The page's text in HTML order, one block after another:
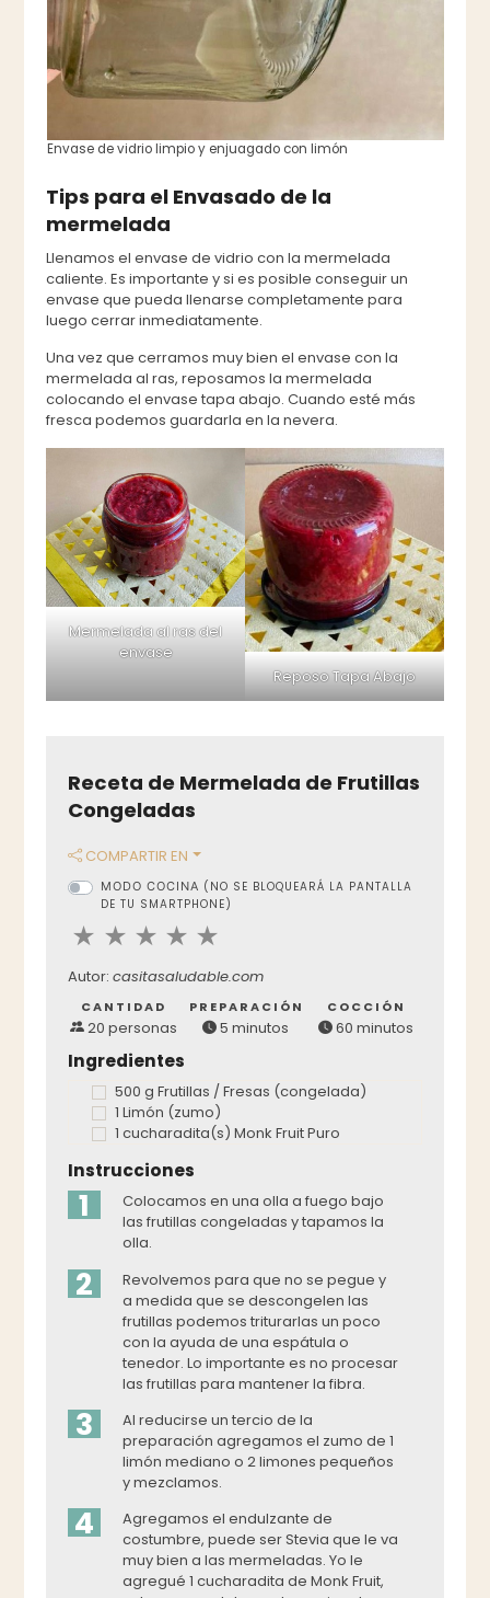
Envase de vidrio limpio y enjuagado con limón
Tips para el Envasado de la
mermelada
Llenamos el envase de vidrio con la mermelada
caliente. Es importante y si es posible conseguir un
envase que pueda llenarse completamente para
luego cerrar inmediatamente.
Una vez que cerramos muy bien el envase con la
mermelada al ras, reposamos la mermelada
colocando el envase tapa abajo. Cuando esté más
fresca podemos guardarla en la nevera.
Mermelada al ras del
envase
Reposo Tapa Abajo
Receta de Mermelada de Frutillas
Congeladas
COMPARTIR EN
MODO COCINA (NO SE BLOQUEARÁ LA PANTALLA
DE TU SMARTPHONE)
Autor:casitasaludable.com
CANTIDAD
20 personas
PREPARACIÓN
5 minutos
COCCIÓN
60 minutos
Ingredientes
500 g Frutillas / Fresas (congelada)
1 Limón (zumo)
1 cucharadita(s) Monk Fruit Puro
Instrucciones
1
Colocamos en una olla a fuego bajo
las frutillas congeladas y tapamos la
olla.
2
Revolvemos para que no se pegue y
a medida que se descongelen las
frutillas podemos triturarlas un poco
con la ayuda de una espátula o
tenedor. Lo importante es no procesar
las frutillas para mantener la fibra.
3
Al reducirse un tercio de la
preparación agregamos el zumo de 1
limón mediano o 2 limones pequeños
y mezclamos.
4
Agregamos el endulzante de
costumbre, puede ser Stevia que le va
muy bien a las mermeladas. Yo le
agregué 1 cucharadita de Monk Fruit,